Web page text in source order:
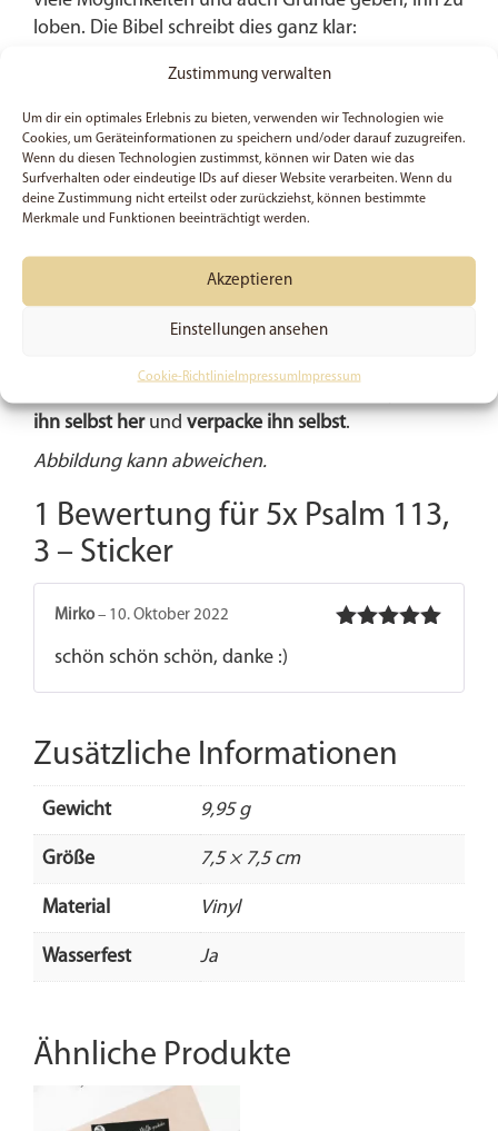
Zustimmung verwalten
Um dir ein optimales Erlebnis zu bieten, verwenden wir Technologien wie
Cookies, um Geräteinformationen zu speichern und/oder darauf zuzugreifen.
Wenn du diesen Technologien zustimmst, können wir Daten wie das
Surfverhalten oder eindeutige IDs auf dieser Website verarbeiten. Wenn du
deine Zustimmung nicht erteilst oder zurückziehst, können bestimmte
Merkmale und Funktionen beeinträchtigt werden.
Akzeptieren
Einstellungen ansehen
Cookie-RichtlinieImpressum Impressum
loben. Die Bibel schreibt dies ganz klar:
wo sie untergeht – überall werde der HERR
gelobt! (Psalm 113, 3)
In unserem schnellen Lebensstil ist es leider sehr
loben. Erinnere dich also selbst mit einem kleinen
Hinweis daran, beispielsweise diesem Sticker.
hochwertiges, selbstklebendes Vinyl
eingesetzt, welches sogar wasserfest
ihn selbst her und verpacke ihn selbst.
Abbildung kann abweichen.
1 Bewertung für 5x Psalm 113,
3 – Sticker
Mirko– 10. Oktober 2022
schön schön schön, danke :)
Zusätzliche Informationen
Gewicht 9,95 g
Größe 7,5 × 7,5 cm
Material Vinyl
Wasserfest Ja
Ähnliche Produkte